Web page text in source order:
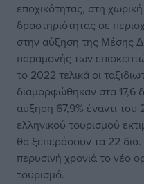
εποχικότητας, στη
δραστηριότητας σε
στην αύξηση της Μέσης
παραμονής των
το 2022 τελικά οι
διαμορφώθηκαν στα 17,6
αύξηση 67,9% έναντι του
ελληνικού τουρισμού
θα ξεπεράσουν τα 22
περυσινή χρονιά το νέο
τουρισμό.